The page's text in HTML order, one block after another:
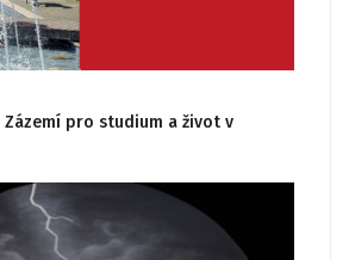
Zázemí pro studium a život v